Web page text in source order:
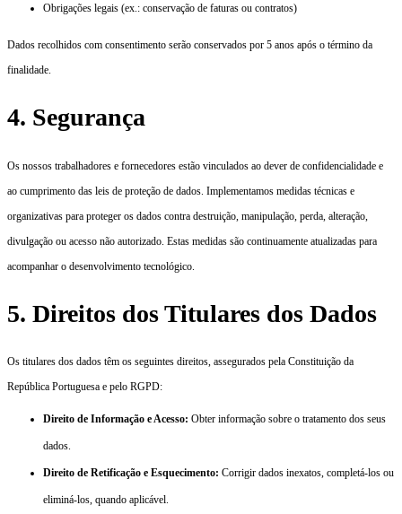
Obrigações legais (ex.: conservação de faturas ou contratos)
Dados recolhidos com consentimento serão conservados por 5 anos após o término da
finalidade.
4. Segurança
Os nossos trabalhadores e fornecedores estão vinculados ao dever de confidencialidade e
ao cumprimento das leis de proteção de dados. Implementamos medidas técnicas e
organizativas para proteger os dados contra destruição, manipulação, perda, alteração,
divulgação ou acesso não autorizado. Estas medidas são continuamente atualizadas para
acompanhar o desenvolvimento tecnológico.
5. Direitos dos Titulares dos Dados
Os titulares dos dados têm os seguintes direitos, assegurados pela Constituição da
República Portuguesa e pelo RGPD:
Direito de Informação e Acesso: Obter informação sobre o tratamento dos seus
dados.
Direito de Retificação e Esquecimento: Corrigir dados inexatos, completá-los ou
eliminá-los, quando aplicável.